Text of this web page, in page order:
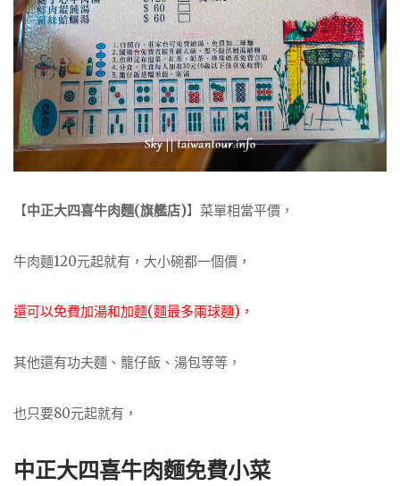
【中正大四喜牛肉麵(旗艦店)】菜單相當平價，
牛肉麵120元起就有，大小碗都一個價，
還可以免費加湯和加麵(麵最多兩球麵)，
其他還有功夫麵、籠仔飯、湯包等等，
也只要80元起就有，
中正大四喜牛肉麵免費小菜